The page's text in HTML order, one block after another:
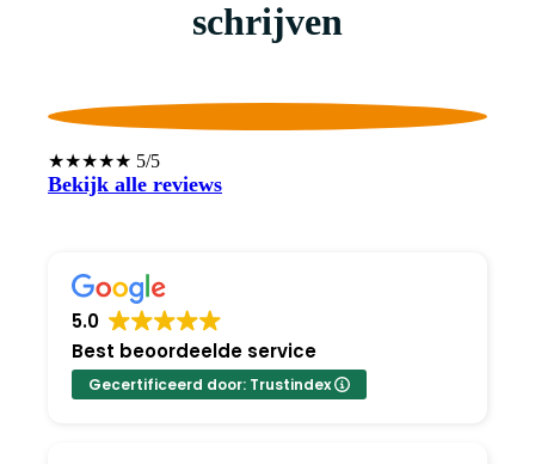
schrijven
★★★★★ 5/5
Bekijk alle reviews
5.0
Best beoordeelde service
Gecertificeerd door: Trustindex